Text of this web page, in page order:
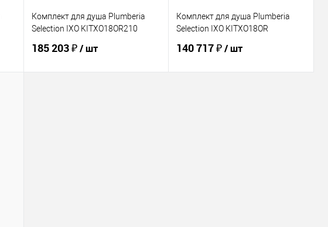
Комплект для душа Plumberia
Selection IXO KITXO18OR210
185 203 ₽/ шт
Комплект для душа Plumberia
Selection IXO KITXO18OR
140 717 ₽/ шт